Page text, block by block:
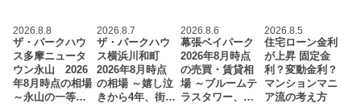
2026.8.8
ザ・パークハウ
ス多摩ニュータ
ウン永山 2026
年8月時点の相場
～永山の一等…
2026.8.7
ザ・パークハウ
ス横浜川和町
2026年8月時点
の相場 ～嬉し泣
きから4年、街…
2026.8.6
幕張ベイパーク
2026年8月時点
の売買・賃貸相
場 ～ブルームテ
ラスタワー、…
2026.8.5
住宅ローン金利
が上昇 固定金
利？変動金利？
マンションマニ
ア流の考え方